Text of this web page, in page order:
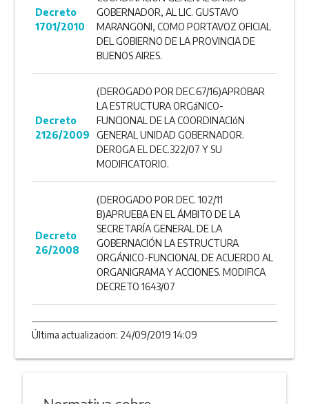
Decreto
1701/2010
GOBERNADOR, AL LIC. GUSTAVO
MARANGONI, COMO PORTAVOZ OFICIAL
DEL GOBIERNO DE LA PROVINCIA DE
BUENOS AIRES.
Decreto
2126/2009
(DEROGADO POR DEC.67/16)APROBAR
LA ESTRUCTURA ORGáNICO-
FUNCIONAL DE LA COORDINACIóN
GENERAL UNIDAD GOBERNADOR.
DEROGA EL DEC.322/07 Y SU
MODIFICATORIO.
Decreto
26/2008
(DEROGADO POR DEC. 102/11
B)APRUEBA EN EL ÁMBITO DE LA
SECRETARÍA GENERAL DE LA
GOBERNACIÓN LA ESTRUCTURA
ORGÁNICO-FUNCIONAL DE ACUERDO AL
ORGANIGRAMA Y ACCIONES. MODIFICA
DECRETO 1643/07
Última actualizacion: 24/09/2019 14:09